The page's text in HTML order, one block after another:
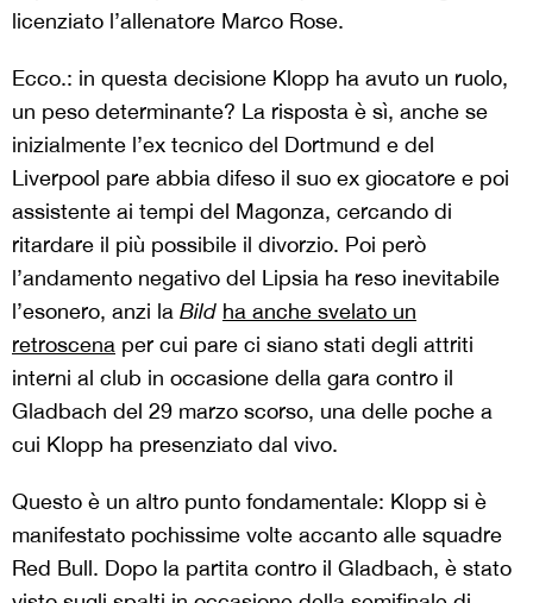
licenziato l’allenatore Marco Rose.
Ecco.: in questa decisione Klopp ha avuto un ruolo,
un peso determinante? La risposta è sì, anche se
inizialmente l’ex tecnico del Dortmund e del
Liverpool pare abbia difeso il suo ex giocatore e poi
assistente ai tempi del Magonza, cercando di
ritardare il più possibile il divorzio. Poi però
l’andamento negativo del Lipsia ha reso inevitabile
l’esonero, anzi la Bild ha anche svelato un
retroscena per cui pare ci siano stati degli attriti
interni al club in occasione della gara contro il
Gladbach del 29 marzo scorso, una delle poche a
cui Klopp ha presenziato dal vivo.
Questo è un altro punto fondamentale: Klopp si è
manifestato pochissime volte accanto alle squadre
Red Bull. Dopo la partita contro il Gladbach, è stato